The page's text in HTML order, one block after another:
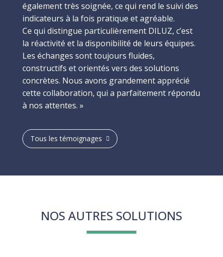
également très soignée, ce qui rend le suivi des
indicateurs à la fois pratique et agréable.
Ce qui distingue particulièrement DILUZ, c’est
la réactivité et la disponibilité de leurs équipes.
Les échanges sont toujours fluides,
constructifs et orientés vers des solutions
concrètes. Nous avons grandement apprécié
cette collaboration, qui a parfaitement répondu
à nos attentes. »
Tous les témoignages
NOS AUTRES SOLUTIONS